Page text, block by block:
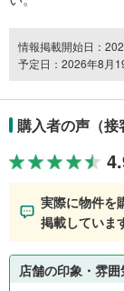
情報掲載開始日：
予定日：2026年8月
購入者の声（接
実際に物件を
掲載していま
店舗の印象・雰囲